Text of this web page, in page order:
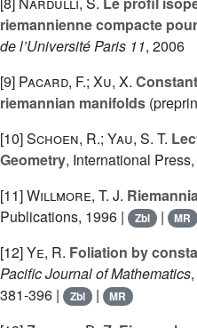
riemannienne compacte
de l’Université Paris 11, 2006
[9] Pacard, F.; Xu, X.
riemannian manifolds
[10]Schoen, R.; Yau, S. T.
Geometry, International
[11]Willmore, T. J.
Publications, 1996 |
Zbl | MR
[12]Ye, R. Foliation by
Pacific Journal of Mathematics
381-396 |
Zbl | MR